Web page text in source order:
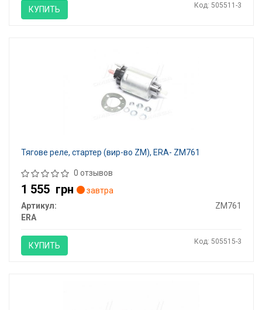
КУПИТЬ Код: 505511-3
Тягове реле, стартер (вир-во ZM), ERA- ZM761
0 отзывов
1 555 грн
завтра
Артикул:
ZM761
ERA
КУПИТЬ Код: 505515-3